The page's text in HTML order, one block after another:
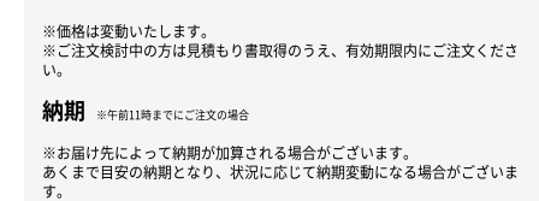
※価格は変動いたします。
※ご注文検討中の方は見積もり書取得のうえ、有効期限内にご注文くださ
い。
納期 ※午前11時までにご注文の場合
※お届け先によって納期が加算される場合がございます。
あくまで目安の納期となり、状況に応じて納期変動になる場合がございま
す。